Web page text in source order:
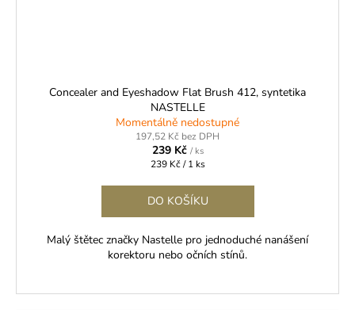
Concealer and Eyeshadow Flat Brush 412, syntetika
NASTELLE
Momentálně nedostupné
197,52 Kč bez DPH
239 Kč / ks
Měrná
239 Kč / 1 ks
DO KOŠÍKU
Malý štětec značky Nastelle pro jednoduché nanášení
korektoru nebo očních stínů.